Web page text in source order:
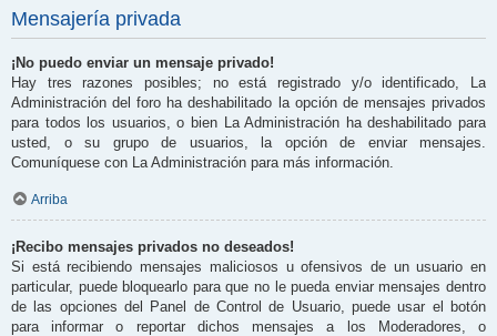
Mensajería privada
¡No puedo enviar un mensaje privado!
Hay tres razones posibles; no está registrado y/o identificado, La
Administración del foro ha deshabilitado la opción de mensajes privados
para todos los usuarios, o bien La Administración ha deshabilitado para
usted, o su grupo de usuarios, la opción de enviar mensajes.
Comuníquese con La Administración para más información.
Arriba
¡Recibo mensajes privados no deseados!
Si está recibiendo mensajes maliciosos u ofensivos de un usuario en
particular, puede bloquearlo para que no le pueda enviar mensajes dentro
de las opciones del Panel de Control de Usuario, puede usar el botón
para informar o reportar dichos mensajes a los Moderadores, o